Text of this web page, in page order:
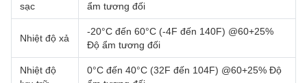
sạc
ẩm tương đối
Nhiệt độ xả
-20°C đến 60°C (-4F đến 140F) @60+25%
Độ ẩm tương đối
Nhiệt độ
0°C đến 40°C (32F đến 104F) @60+25% Độ